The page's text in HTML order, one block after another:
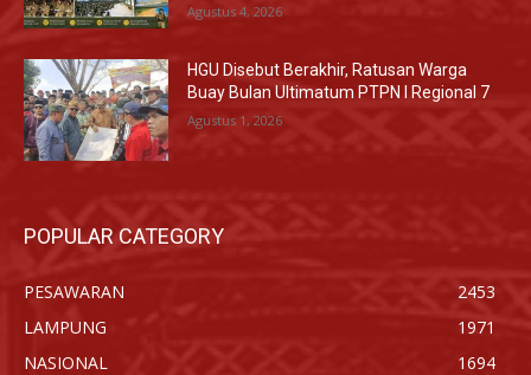
Agustus 4, 2026
HGU Disebut Berakhir, Ratusan Warga
Buay Bulan Ultimatum PTPN I Regional 7
Agustus 1, 2026
POPULAR CATEGORY
PESAWARAN
2453
LAMPUNG
1971
NASIONAL
1694